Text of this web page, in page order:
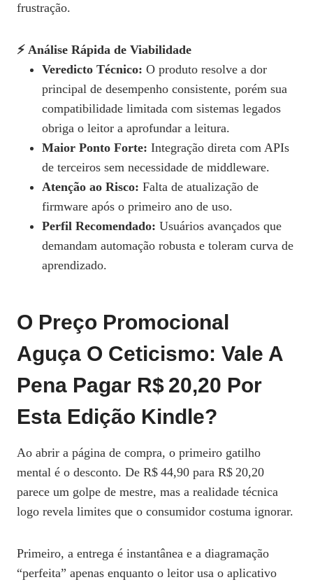
frustração.
⚡ Análise Rápida de Viabilidade
Veredicto Técnico: O produto resolve a dor
principal de desempenho consistente, porém sua
compatibilidade limitada com sistemas legados
obriga o leitor a aprofundar a leitura.
Maior Ponto Forte: Integração direta com APIs
de terceiros sem necessidade de middleware.
Atenção ao Risco: Falta de atualização de
firmware após o primeiro ano de uso.
Perfil Recomendado: Usuários avançados que
demandam automação robusta e toleram curva de
aprendizado.
O Preço Promocional
Aguça O Ceticismo: Vale A
Pena Pagar R$ 20,20 Por
Esta Edição Kindle?
Ao abrir a página de compra, o primeiro gatilho
mental é o desconto. De R$ 44,90 para R$ 20,20
parece um golpe de mestre, mas a realidade técnica
logo revela limites que o consumidor costuma ignorar.
Primeiro, a entrega é instantânea e a diagramação
“perfeita” apenas enquanto o leitor usa o aplicativo